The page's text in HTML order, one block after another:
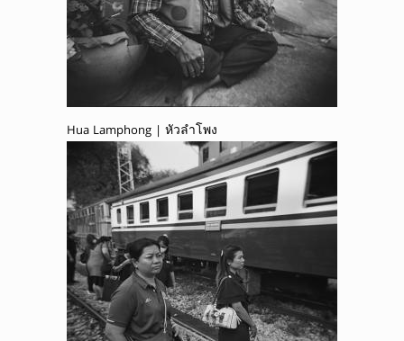
Hua Lamphong | หัวลำโพง